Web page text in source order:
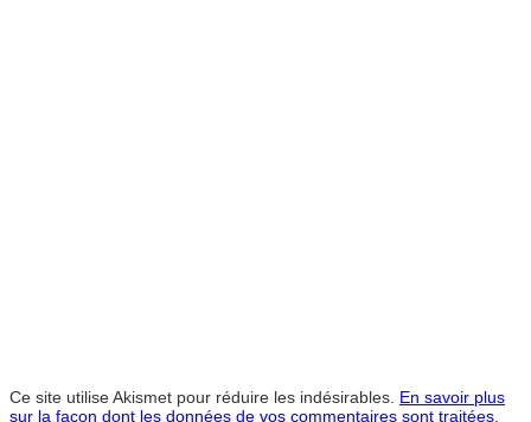
Ce site utilise Akismet pour réduire les indésirables. En savoir plus
sur la façon dont les données de vos commentaires sont traitées